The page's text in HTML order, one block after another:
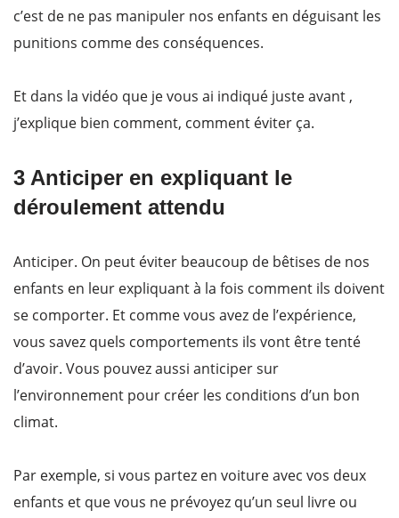
c’est de ne pas manipuler nos enfants en déguisant les
punitions comme des conséquences.
Et dans la vidéo que je vous ai indiqué juste avant ,
j’explique bien comment, comment éviter ça.
3 Anticiper en expliquant le
déroulement attendu
Anticiper. On peut éviter beaucoup de bêtises de nos
enfants en leur expliquant à la fois comment ils doivent
se comporter. Et comme vous avez de l’expérience,
vous savez quels comportements ils vont être tenté
d’avoir. Vous pouvez aussi anticiper sur
l’environnement pour créer les conditions d’un bon
climat.
Par exemple, si vous partez en voiture avec vos deux
enfants et que vous ne prévoyez qu’un seul livre ou